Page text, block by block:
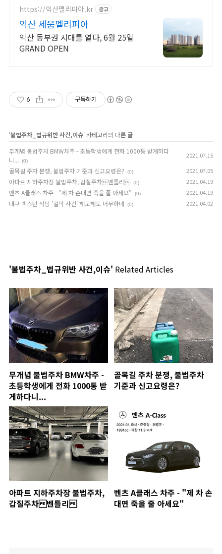
https://익산펠리피아.kr 광고
익산 세움펠리피아
익산 동부권 시대를 열다, 6월 25일
GRAND OPEN
6 구독하기
'불법주차_법규위반 사건,이슈' 카테고리의 다른 글
무개념 불법주차 BMW차주 - 초등학생에게 전화 1000통 받게하다
니...
(0)
2021.07.15
골목길 주차 분쟁, 불법주차 기준과 신고요령은? (0) 2021.07.05
아파트 지하주차장 불법주차, 갑질주차벤틀리 (0) 2021.04.19
벤츠 A클래스 차주 - "제 차 손대면 죽을 줄 아세요" (0) 2021.04.19
대구 렉스턴 식당 '길막 사건' 해도해도 너무하네 (0) 2021.04.02
'불법주차_법규위반 사건,이슈' Related Articles
무개념 불법주차 BMW차주 -
초등학생에게 전화 1000통 받
게하다니...
골목길 주차 분쟁, 불법주차
기준과 신고요령은?
아파트 지하주차장 불법주차,
갑질주차벤틀리
벤츠 A클래스 차주 - "제 차 손
대면 죽을 줄 아세요"